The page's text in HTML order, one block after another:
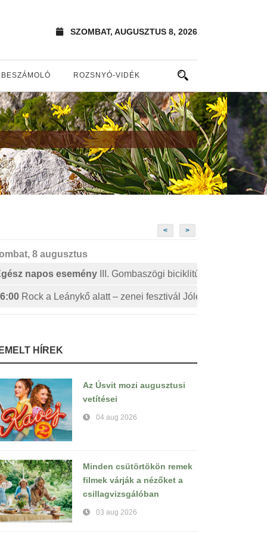
SZOMBAT, AUGUSZTUS 8, 2026
BESZÁMOLÓ ROZSNYÓ-VIDÉK
< >
8 augusztus
napos esemény
III. Gombaszögi biciklitúra
Rock a Leánykő alatt – zenei fesztivál Jólészen
HÍREK
Az Úsvit mozi augusztusi
vetítései
04 aug 2026
Minden csütörtökön remek
filmek várják a nézőket a
csillagvizsgálóban
03 aug 2026